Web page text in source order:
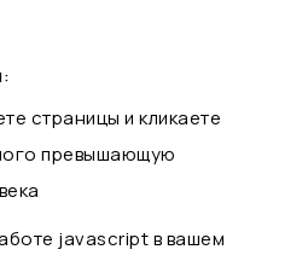
страницы и кликаете
превышающую
javascript в вашем